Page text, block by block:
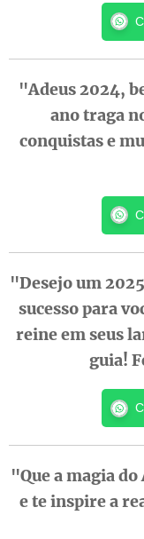
"Adeus 2024,
ano traga
conquistas e
"Desejo um
sucesso para
reine em seus
guia!
"Que a magia
e te inspire a